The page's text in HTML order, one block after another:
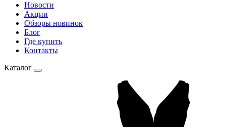
Новости
Акции
Обзоры новинок
Блог
Где купить
Контакты
Каталог